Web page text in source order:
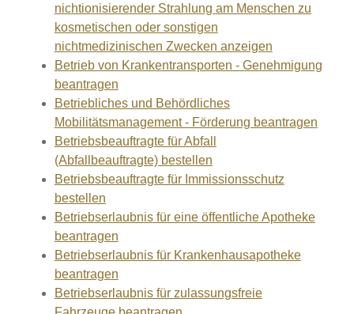
nichtionisierender Strahlung am Menschen zu
kosmetischen oder sonstigen
nichtmedizinischen Zwecken anzeigen
Betrieb von Krankentransporten - Genehmigung
beantragen
Betriebliches und Behördliches
Mobilitätsmanagement - Förderung beantragen
Betriebsbeauftragte für Abfall
(Abfallbeauftragte) bestellen
Betriebsbeauftragte für Immissionsschutz
bestellen
Betriebserlaubnis für eine öffentliche Apotheke
beantragen
Betriebserlaubnis für Krankenhausapotheke
beantragen
Betriebserlaubnis für zulassungsfreie